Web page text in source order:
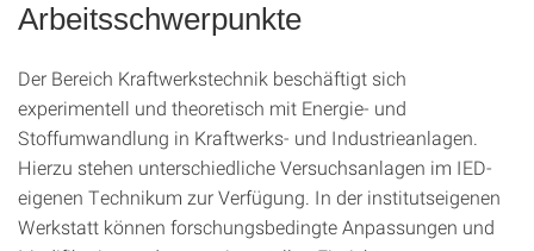
Arbeitsschwerpunkte
Der Bereich Kraftwerkstechnik beschäftigt sich
experimentell und theoretisch mit Energie- und
Stoffumwandlung in Kraftwerks- und Industrieanlagen.
Hierzu stehen unterschiedliche Versuchsanlagen im IED-
eigenen Technikum zur Verfügung. In der institutseigenen
Werkstatt können forschungsbedingte Anpassungen und